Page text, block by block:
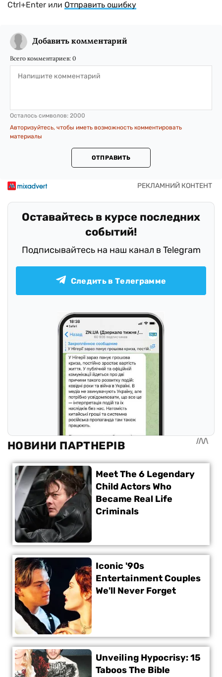
Ctrl+Enter или Отправить ошибку
Добавить комментарий
Всего комментариев: 0
Осталось символов: 2000
Авторизуйтесь, чтобы иметь возможность комментировать
материалы
ОТПРАВИТЬ
Оставайтесь в курсе последних
событий!
Подписывайтесь на наш канал в Telegram
Следить в Телеграмме